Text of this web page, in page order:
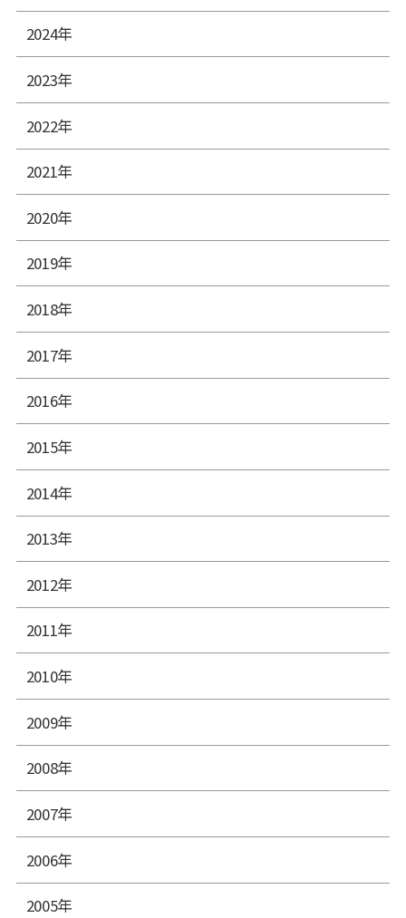
2024年
2023年
2022年
2021年
2020年
2019年
2018年
2017年
2016年
2015年
2014年
2013年
2012年
2011年
2010年
2009年
2008年
2007年
2006年
2005年